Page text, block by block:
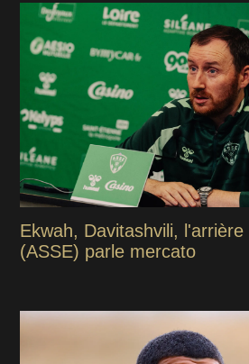
Ekwah, Davitashvili,
(ASSE) parle mercato